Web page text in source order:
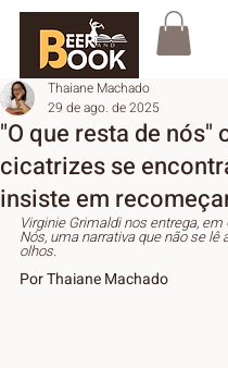
"O que resta de nós"
cicatrizes se
insiste em
Thaiane Machado
29 de ago. de 2025
Virginie Grimaldi nos entrega, em
Nós, uma narrativa que não se lê
olhos.
Por Thaiane Machado